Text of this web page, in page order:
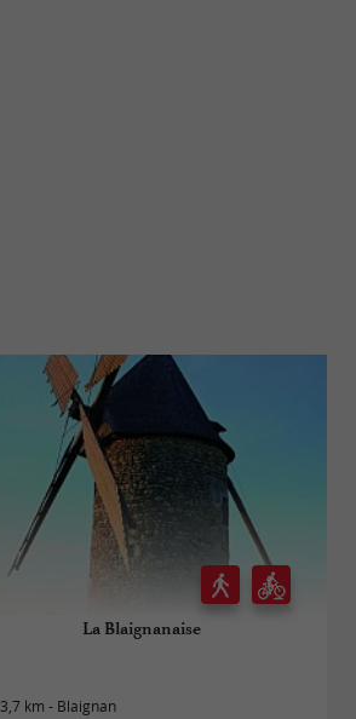
La Blaignanaise
3,7 km - Blaignan